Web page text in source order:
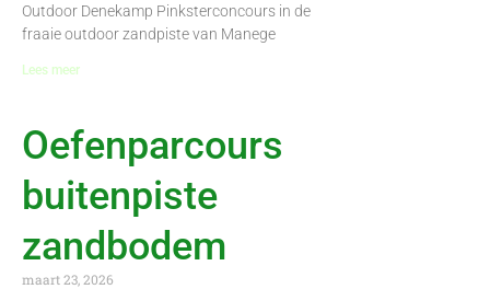
Outdoor Denekamp Pinksterconcours in de
fraaie outdoor zandpiste van Manege
Lees meer
Oefenparcours
buitenpiste
zandbodem
maart 23, 2026